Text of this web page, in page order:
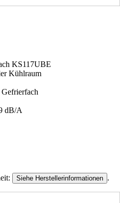
KS117UBE
Kühlraum
dB/A
Siehe Herstellerinformationen .